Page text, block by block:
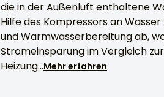
die in der Außenluft enthaltene
Hilfe des Kompressors an
und Warmwasserbereitung ab,
Stromeinsparung im Vergleich
Heizung...Mehr erfahren